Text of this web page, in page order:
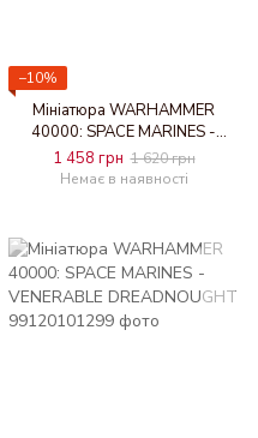
−10%
Мініатюра WARHAMMER
40000: SPACE MARINES -
PRIMARIS CHAPLAIN
1 458 грн 1 620 грн
Немає в наявності